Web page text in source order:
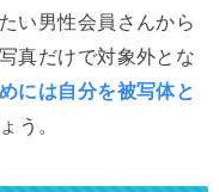
い男性会員さんから
真だけで対象外とな
には自分を被写体と
う。